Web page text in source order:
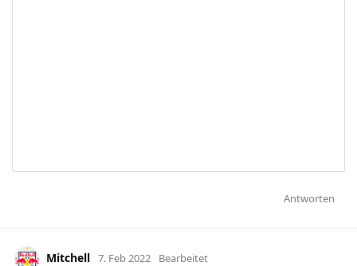
Antworten
Mitchell 7. Feb 2022 Bearbeitet